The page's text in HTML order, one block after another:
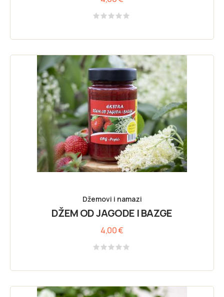
out
5
Džemovi i namazi
DŽEM OD JAGODE I BAZGE
4,00€
out
5